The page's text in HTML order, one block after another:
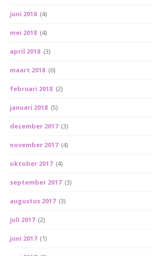
juni 2018 (4)
mei 2018 (4)
april 2018 (3)
maart 2018 (6)
februari 2018 (2)
januari 2018 (5)
december 2017 (3)
november 2017 (4)
oktober 2017 (4)
september 2017 (3)
augustus 2017 (3)
juli 2017 (2)
juni 2017 (1)